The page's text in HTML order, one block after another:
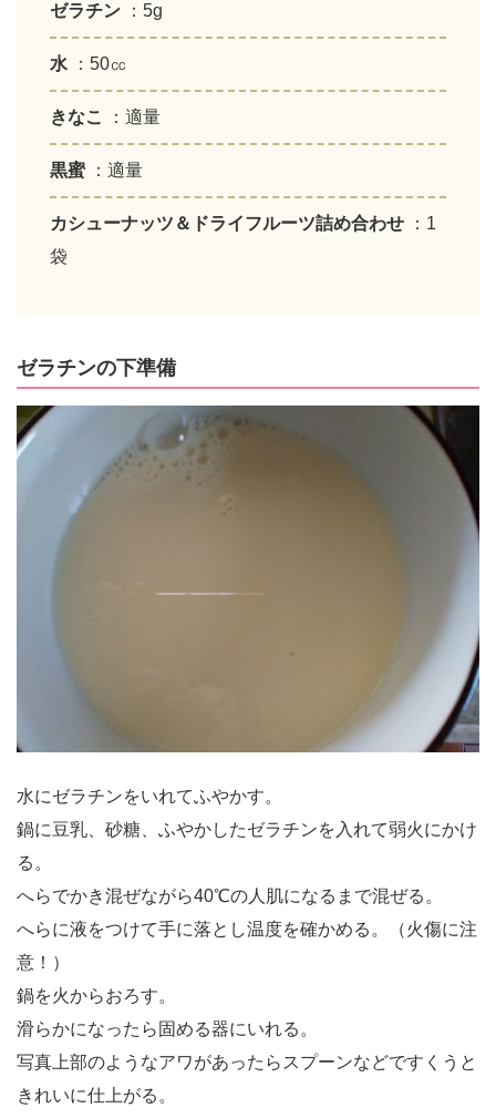
ゼラチン ：5g
水 ：50㏄
きなこ ：適量
黒蜜 ：適量
カシューナッツ＆ドライフルーツ詰め合わせ
：1
袋
ゼラチンの下準備
水にゼラチンをいれてふやかす。
鍋に豆乳、砂糖、ふやかしたゼラチンを入れて弱火にかけ
る。
へらでかき混ぜながら40℃の人肌になるまで混ぜる。
へらに液をつけて手に落とし温度を確かめる。（火傷に注
意！）
鍋を火からおろす。
滑らかになったら固める器にいれる。
写真上部のようなアワがあったらスプーンなどですくうと
きれいに仕上がる。